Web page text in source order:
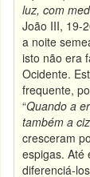
luz, com
João III, 19-
a noite
isto não era
Ocidente.
frequente,
“Quando a
também a
cresceram
espigas. Até
diferenciá-